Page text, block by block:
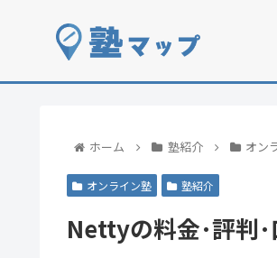
ホーム 塾紹介 オン
オンライン塾 塾紹介
Nettyの料金･評判･